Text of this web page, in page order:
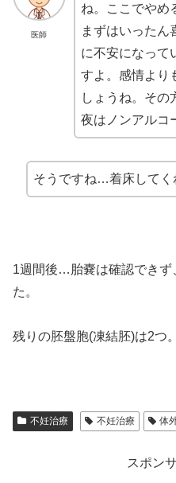
医師
ね。ここでやめ
まずはいったん
に不安になって
すよ。感情より
しょうね。その
夜はノンアルコ
そうですね…着床してく
1週間後…胎嚢は確認できず
た。
残りの胚盤胞(凍結胚)は2つ。
不妊治療 不妊治療 体
スポン